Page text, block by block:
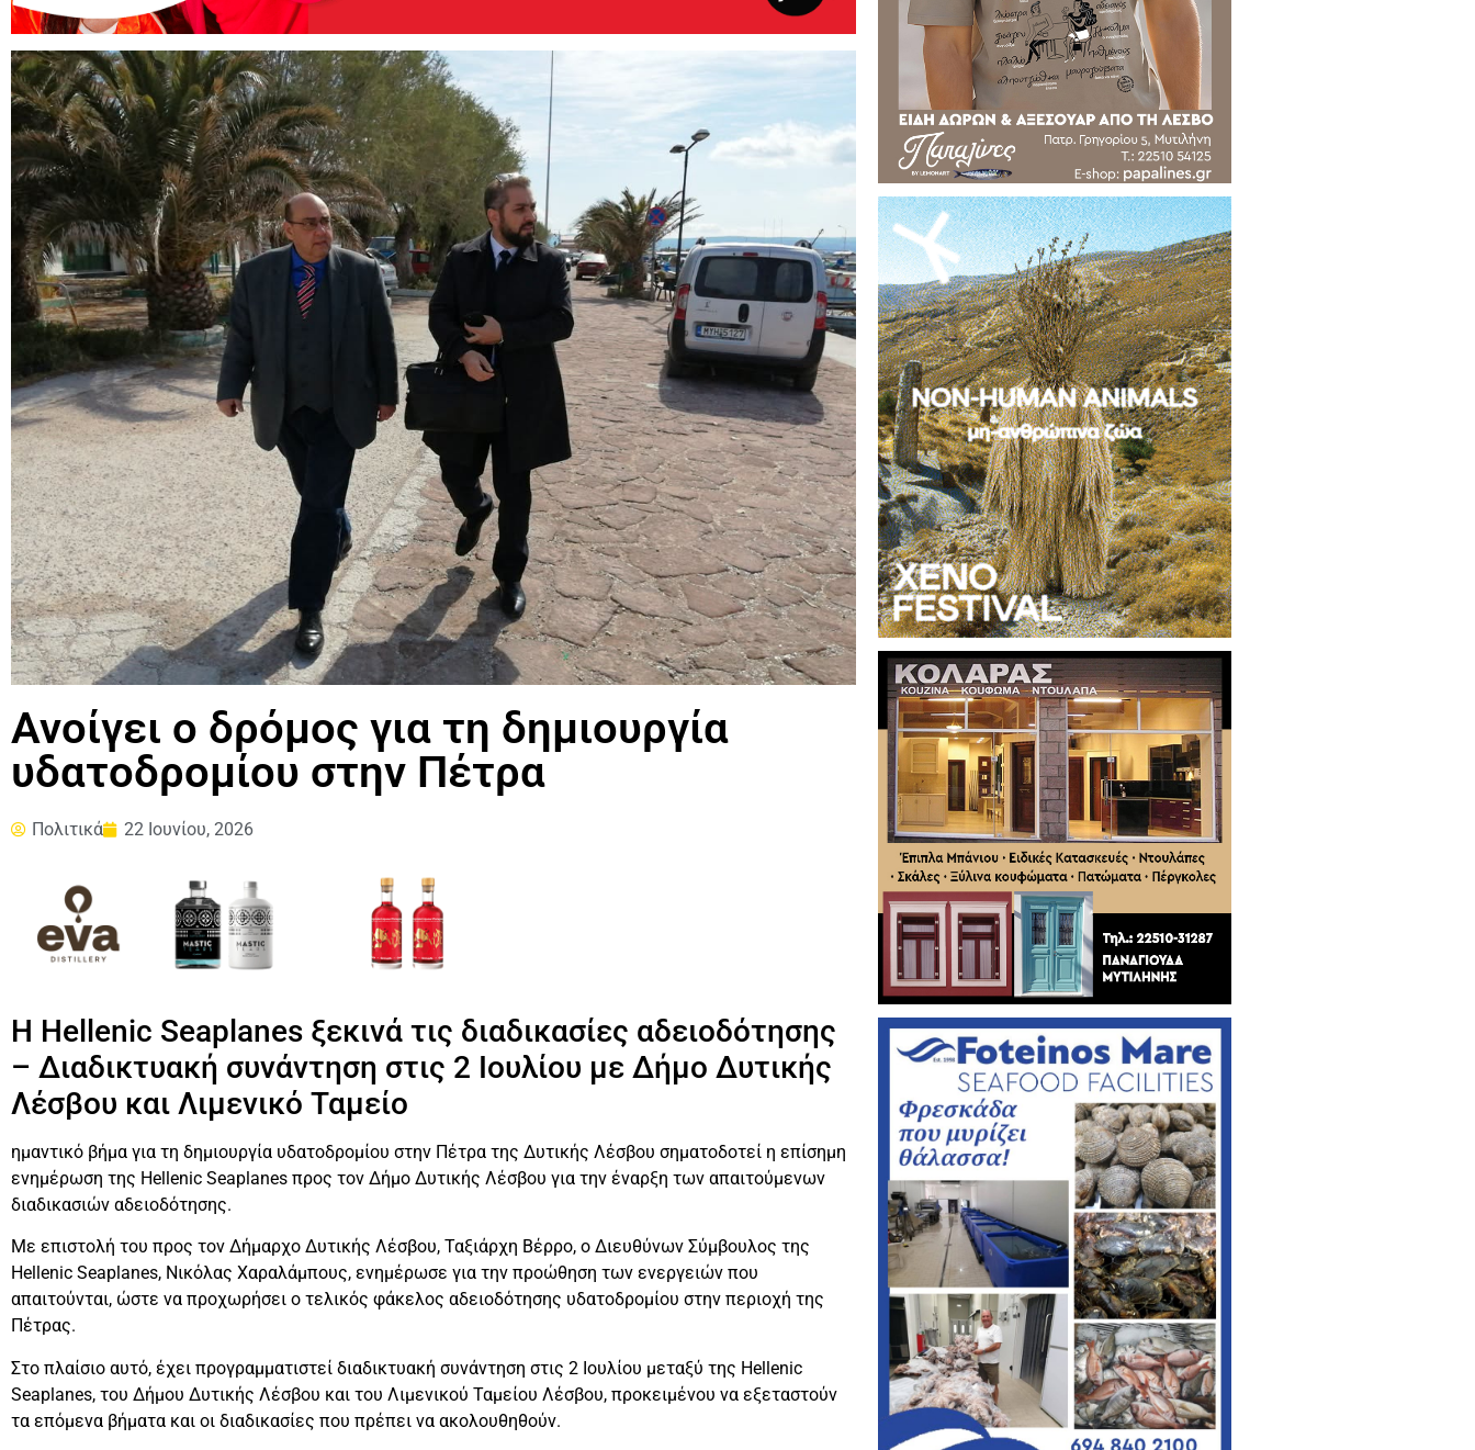
Ανοίγει ο δρόμος για τη δημιουργία
υδατοδρομίου στην Πέτρα
Πολιτικά 22 Ιουνίου, 2026
Η Hellenic Seaplanes ξεκινά τις διαδικασίες αδειοδότησης
– Διαδικτυακή συνάντηση στις 2 Ιουλίου με Δήμο Δυτικής
Λέσβου και Λιμενικό Ταμείο
ημαντικό βήμα για τη δημιουργία υδατοδρομίου στην Πέτρα της Δυτικής Λέσβου σηματοδοτεί η επίσημη
ενημέρωση της Hellenic Seaplanes προς τον Δήμο Δυτικής Λέσβου για την έναρξη των απαιτούμενων
διαδικασιών αδειοδότησης.
Με επιστολή του προς τον Δήμαρχο Δυτικής Λέσβου, Ταξιάρχη Βέρρο, ο Διευθύνων Σύμβουλος της
Hellenic Seaplanes, Νικόλας Χαραλάμπους, ενημέρωσε για την προώθηση των ενεργειών που
απαιτούνται, ώστε να προχωρήσει ο τελικός φάκελος αδειοδότησης υδατοδρομίου στην περιοχή της
Πέτρας.
Στο πλαίσιο αυτό, έχει προγραμματιστεί διαδικτυακή συνάντηση στις 2 Ιουλίου μεταξύ της Hellenic
Seaplanes, του Δήμου Δυτικής Λέσβου και του Λιμενικού Ταμείου Λέσβου, προκειμένου να εξεταστούν
τα επόμενα βήματα και οι διαδικασίες που πρέπει να ακολουθηθούν.